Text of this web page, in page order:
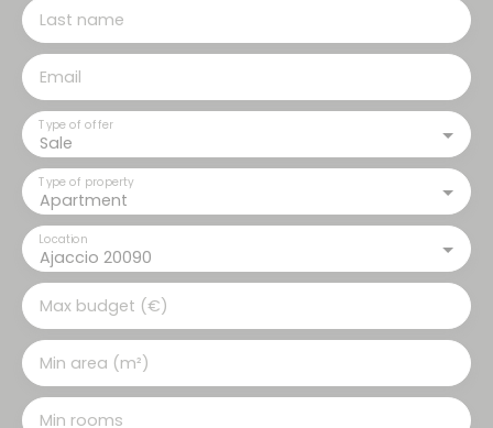
Last name
Email
Sale
Type of offer
Apartment
Type of property
Ajaccio 20090
Location
Max budget (€)
Min area (m²)
Min rooms